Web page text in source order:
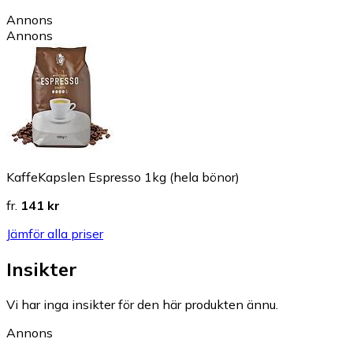
Annons
Annons
KaffeKapslen Espresso 1kg (hela bönor)
fr. 141 kr
Jämför alla priser
Insikter
Vi har inga insikter för den här produkten ännu.
Annons